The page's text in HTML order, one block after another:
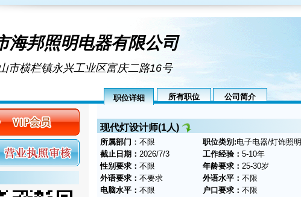
海邦照明电器有限公司
市横栏镇永兴工业区富庆二路16号
职位详细 所有职位 公司简介
现代灯设计师(1人)
所属部门 ：不限 职位类别:电子电器/灯饰照明
截止日期： 2026/7/3 工作经验： 5-10年
性别要求： 不限 年龄要求： 25-30岁
外语要求： 不要求 外语水平： 不限
电脑水平： 不限 户口要求： 不限